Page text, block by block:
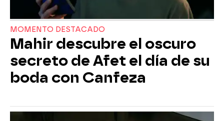
MOMENTO DESTACADO
Mahir descubre el oscuro
secreto de Afet el día de su
boda con Canfeza